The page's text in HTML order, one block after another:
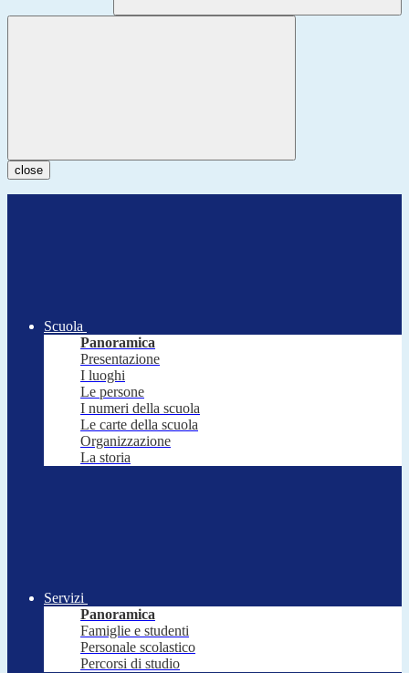
close
Scuola
Panoramica
Presentazione
I luoghi
Le persone
I numeri della scuola
Le carte della scuola
Organizzazione
La storia
Servizi
Panoramica
Famiglie e studenti
Personale scolastico
Percorsi di studio